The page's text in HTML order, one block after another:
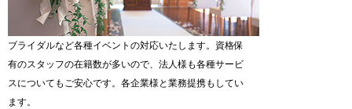
ブライダルなど各種イベントの対応いたします。資格保
有のスタッフの在籍数が多いので、法人様も各種サービ
スについてもご安心です。各企業様と業務提携もしてい
ます。